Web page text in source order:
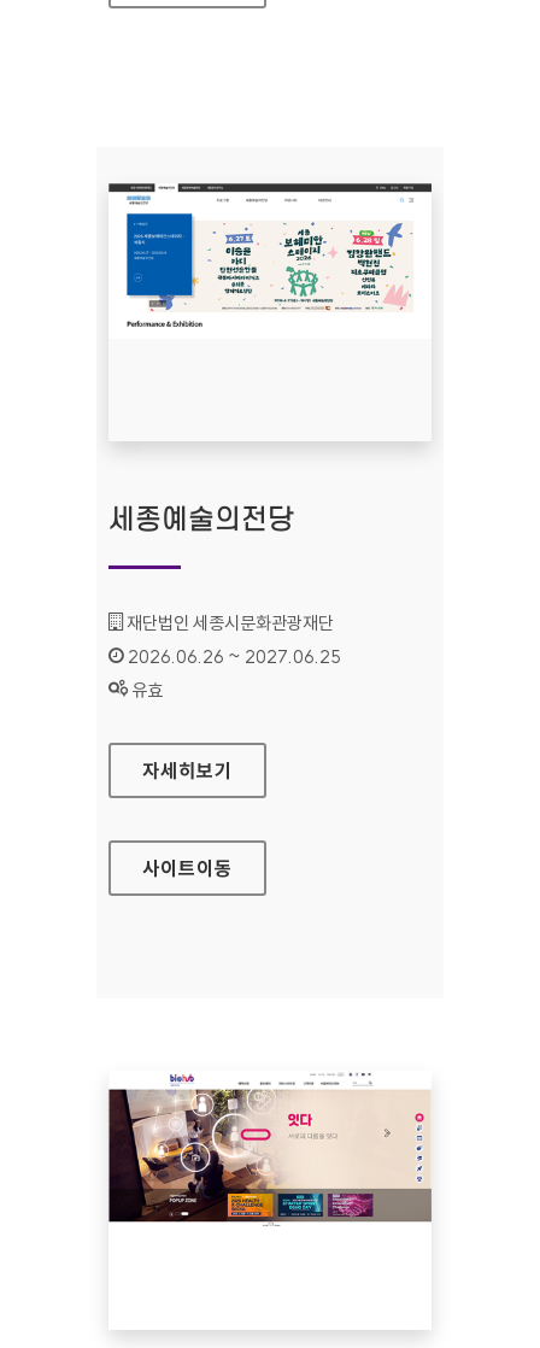
세종예술의전당
기관명 :
재단법인 세종시문화관광재단
인증기간 :
2026.06.26 ~ 2027.06.25
상태 :
유효
세종예술의전당
자세히보기
사이트이동